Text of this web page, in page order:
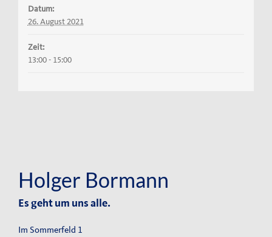
Datum:
26. August 2021
Zeit:
13:00 - 15:00
Holger Bormann
Es geht um uns alle.
Im Sommerfeld 1